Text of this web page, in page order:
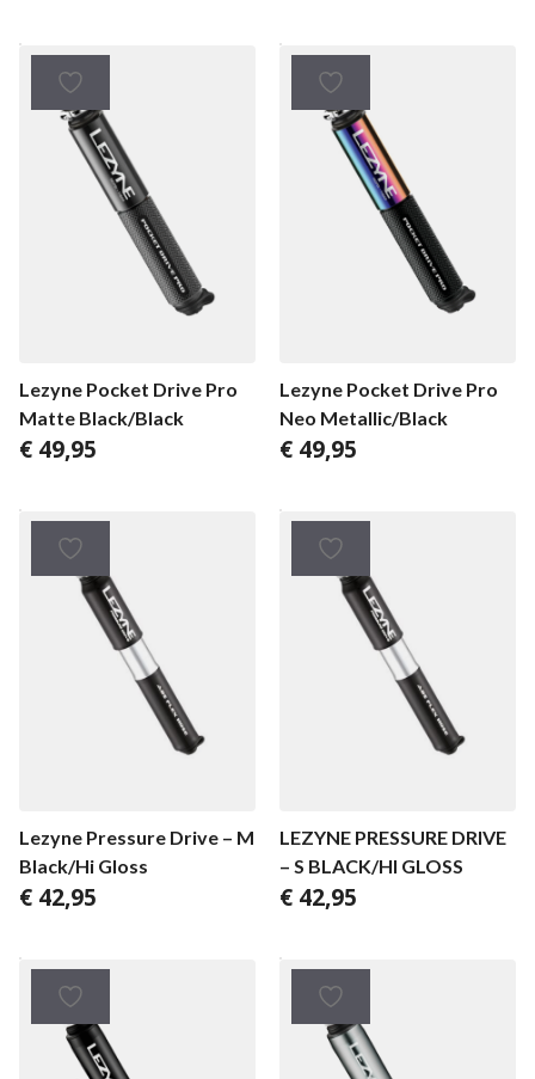
Lezyne Pocket Drive Pro
Matte Black/Black
€ 49,95
Lezyne Pocket Drive Pro
Neo Metallic/Black
€ 49,95
Lezyne Pressure Drive – M
Black/Hi Gloss
€ 42,95
LEZYNE PRESSURE DRIVE
– S BLACK/HI GLOSS
€ 42,95